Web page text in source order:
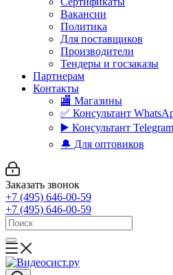
Вакансии
Политика
Для поставщиков
Производители
Тендеры и госзаказы
Партнерам
Контакты
🏬 Магазины
✅️ Консультант
▶️ Консультант Telegram
🔔 Для оптовиков
Заказать звонок
+7 (495) 646-00-59
+7 (495) 646-00-59